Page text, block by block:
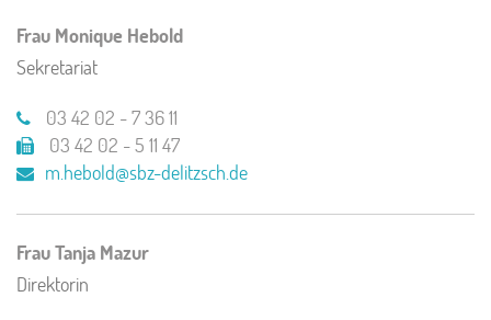
Frau Monique Hebold
Sekretariat
03 42 02 - 7 36 11
03 42 02 - 5 11 47
m.hebold@sbz-delitzsch.de
Frau Tanja Mazur
Direktorin